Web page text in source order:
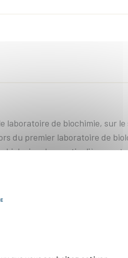
laboratoire de biochimie, sur
du premier laboratoire de
biologie, plus particulièrement
et les mathématiques»
montent des équipes
messagers qui permettent
molécules à la base du
en double hélice de l’ADN